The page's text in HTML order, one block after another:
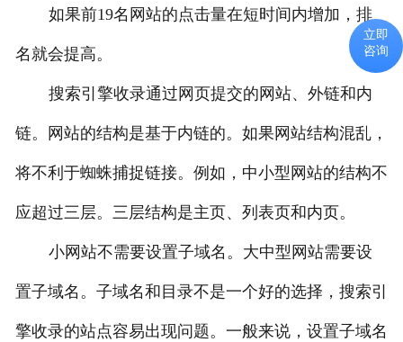
如果前19名网站的点击量在短时间内增加，排
名就会提高。
搜索引擎收录通过网页提交的网站、外链和内
链。网站的结构是基于内链的。如果网站结构混乱，
将不利于蜘蛛捕捉链接。例如，中小型网站的结构不
应超过三层。三层结构是主页、列表页和内页。
小网站不需要设置子域名。大中型网站需要设
置子域名。子域名和目录不是一个好的选择，搜索引
擎收录的站点容易出现问题。一般来说，设置子域名
立即
咨询